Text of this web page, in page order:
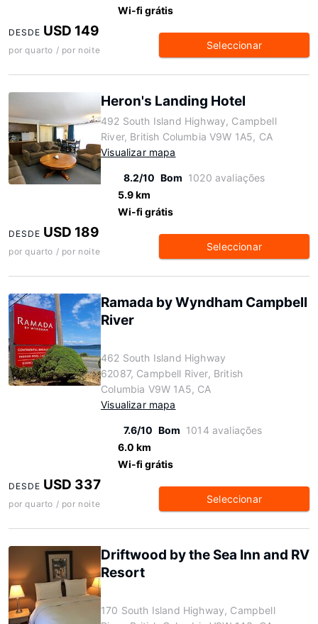
Wi-fi grátis
DESDE USD 149
por quarto / por noite Seleccionar
Heron's Landing Hotel
492 South Island Highway, Campbell
River, British Columbia V9W 1A5, CA
Visualizar mapa
8.2/10 Bom 1020 avaliações
5.9 km
Wi-fi grátis
DESDE USD 189
por quarto / por noite Seleccionar
Ramada by Wyndham Campbell
River
462 South Island Highway
62087, Campbell River, British
Columbia V9W 1A5, CA
Visualizar mapa
7.6/10 Bom 1014 avaliações
6.0 km
Wi-fi grátis
DESDE USD 337
por quarto / por noite Seleccionar
Driftwood by the Sea Inn and RV
Resort
170 South Island Highway, Campbell